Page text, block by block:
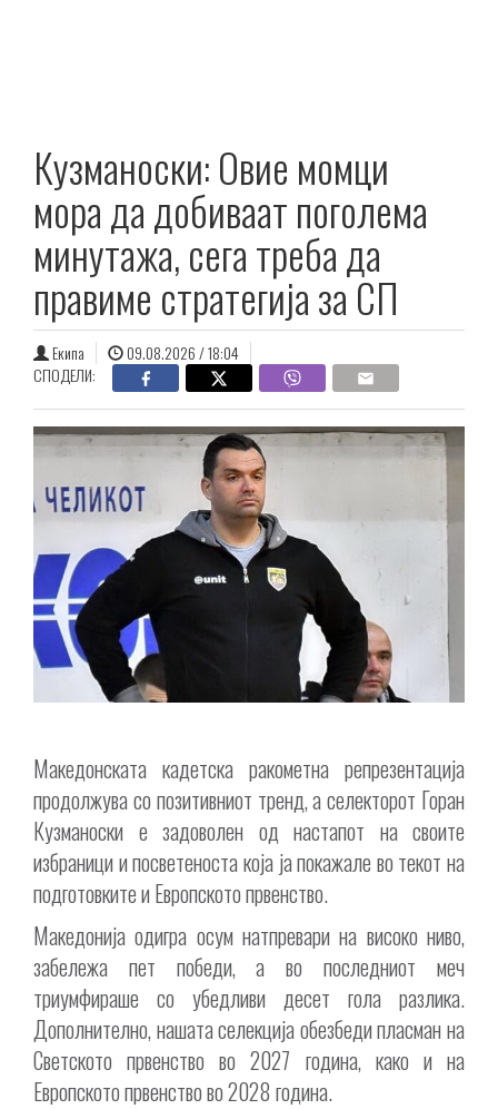
Кузманоски: Овие момци
мора да добиваат поголема
минутажа, сега треба да
правиме стратегија за СП
Екипа
09.08.2026 / 18:04
СПОДЕЛИ:
Македонската кадетска ракометна репрезентација
продолжува со позитивниот тренд, а селекторот Горан
Кузманоски е задоволен од настапот на своите
избраници и посветеноста која ја покажале во текот на
подготовките и Европското првенство.
Македонија одигра осум натпревари на високо ниво,
забележа пет победи, а во последниот меч
триумфираше со убедливи десет гола разлика.
Дополнително, нашата селекција обезбеди пласман на
Светското првенство во 2027 година, како и на
Европското првенство во 2028 година.